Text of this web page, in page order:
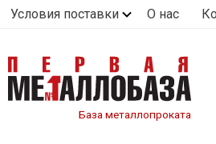
Условия поставки О нас
База металлопроката